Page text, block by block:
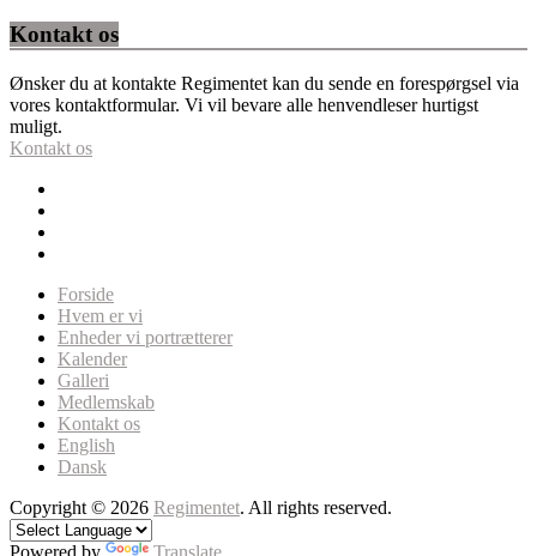
Kontakt os
Ønsker du at kontakte Regimentet kan du sende en forespørgsel via
vores kontaktformular. Vi vil bevare alle henvendleser hurtigst
muligt.
Kontakt os
Forside
Hvem er vi
Enheder vi portrætterer
Kalender
Galleri
Medlemskab
Kontakt os
English
Dansk
Copyright © 2026 Regimentet. All rights reserved.
Powered by Translate